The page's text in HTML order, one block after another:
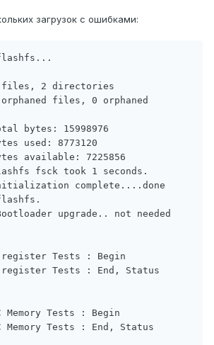
загрузок с ошибками:
2 directories
files, 0 orphaned
bytes: 15998976
used: 8773120
available: 7225856
fsck took 1 seconds.
complete....done
upgrade.. not needed
register Tests : Begin
register Tests : End, Status
Memory Tests : Begin
Memory Tests : End, Status